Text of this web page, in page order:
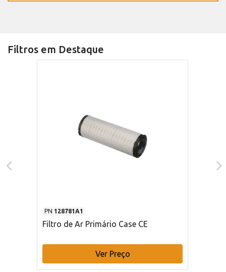
Filtros em Destaque
PN 128781A1
Filtro de Ar Primário Case CE
Ver Preço